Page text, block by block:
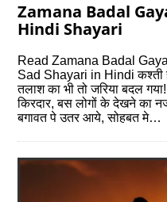
Zamana Badal
Hindi Shayari
Read Zamana Badal
Sad Shayari in Hindi कश्ती है
तलाश का भी तो जरिया बदल
किरदार, बस लोगों के देखने का
बगावत पे उतर आये, सोहबत मे…